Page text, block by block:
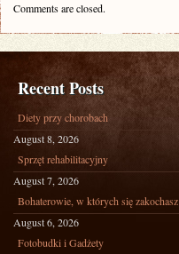
Comments are closed.
Recent Posts
Diety przy chorobach
August 8, 2026
Sprzęt rehabilitacyjny
August 7, 2026
Bohaterowie, w których się zakochasz
August 6, 2026
Fotobudki i Gadżety